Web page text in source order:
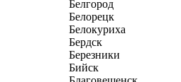
Белгород
Белорецк
Белокуриха
Бердск
Березники
Бийск